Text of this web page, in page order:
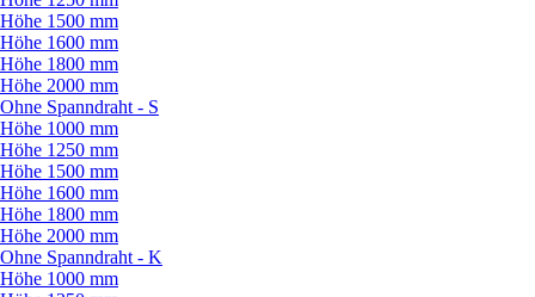
Höhe 1500 mm
Höhe 1600 mm
Höhe 1800 mm
Höhe 2000 mm
Ohne Spanndraht - S
Höhe 1000 mm
Höhe 1250 mm
Höhe 1500 mm
Höhe 1600 mm
Höhe 1800 mm
Höhe 2000 mm
Ohne Spanndraht - K
Höhe 1000 mm